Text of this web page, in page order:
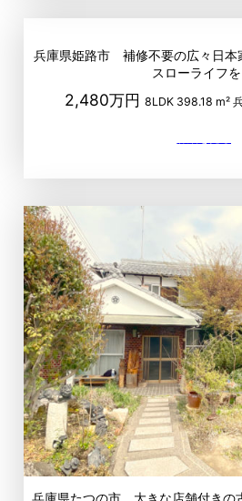
兵庫県姫路市 補修不要の広々日本
スローライフ
2,480万円8LDK 398.18 m²
兵庫県たつの市 大きな店舗付きの